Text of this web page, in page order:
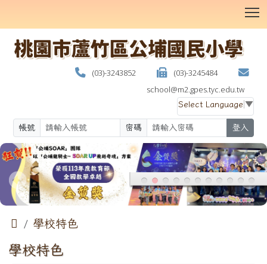
(03)-3243852
(03)-3245484
school@m2.gpes.tyc.edu.tw
Select Language ▼
帳號 密碼 登入
 學校特色
學校特色